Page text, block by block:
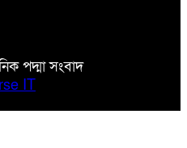
পদ্মা সংবাদ
IT